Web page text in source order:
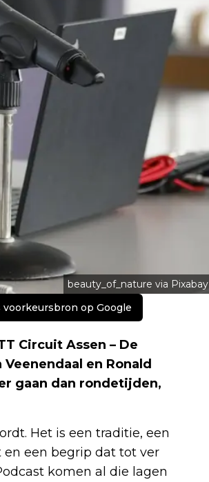
beauty_of_nature via Pixabay
voorkeursbron op Google
Circuit Assen – De
en Ronald
gaan dan rondetijden,
Het is een traditie, een
een begrip dat tot ver
komen al die lagen